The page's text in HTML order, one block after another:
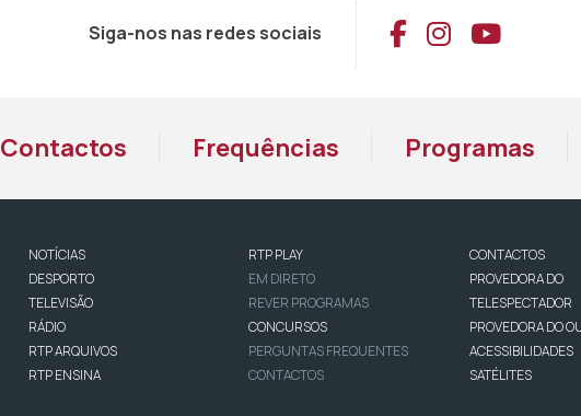
Siga-nos nas redes sociais Aceder ao
Aceder
Contactos Frequências Programas
NOTÍCIAS
DESPORTO
TELEVISÃO
RÁDIO
RTP ARQUIVOS
RTP ENSINA
RTP PLAY
EM DIRETO
REVER PROGRAMAS
CONCURSOS
PERGUNTAS FREQUENTES
CONTACTOS
CONTACTOS
PROVEDORA DO
TELESPECTADOR
PROVEDORA DO
ACESSIBILIDADES
SATÉLITES